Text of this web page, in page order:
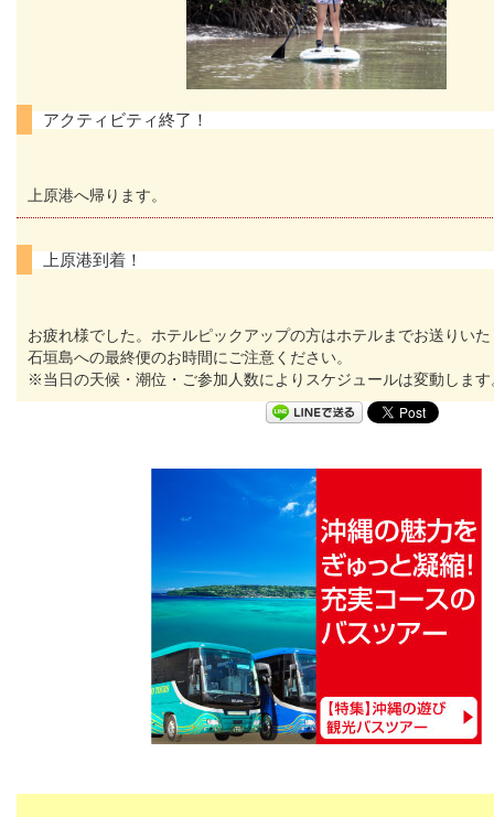
アクティビティ終了！
上原港へ帰ります。
上原港到着！
お疲れ様でした。ホテルピックアップの方はホテルまでお送りい
石垣島への最終便のお時間にご注意ください。
※当日の天候・潮位・ご参加人数によりスケジュールは変動します